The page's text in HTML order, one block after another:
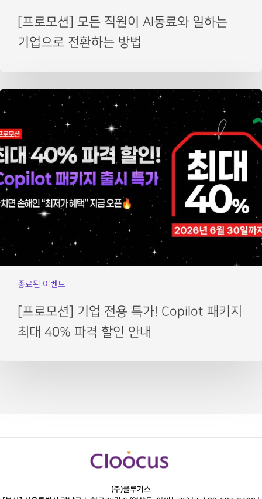
[프로모션] 모든 직원이 AI동료와 일하는
기업으로 전환하는 방법
종료된 이벤트
[프로모션] 기업 전용 특가! Copilot 패키지
최대 40% 파격 할인 안내
(주)클루커스